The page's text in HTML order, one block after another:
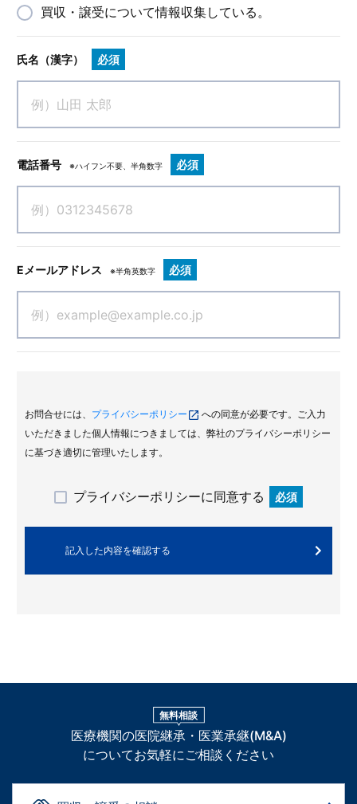
買収・譲受について情報収集している。
氏名（漢字） 必須
電話番号 ※ハイフン不要、半角数字 必須
Eメールアドレス ※半角英数字 必須
お問合せには、 プライバシーポリシー
への同意が必要です。ご入力
いただきました個人情報につきましては、弊社のプライバシーポリシー
に基づき適切に管理いたします。
プライバシーポリシーに同意する 必須
無料相談
医療機関の医院継承・医業承継(M&A)
についてお気軽にご相談ください